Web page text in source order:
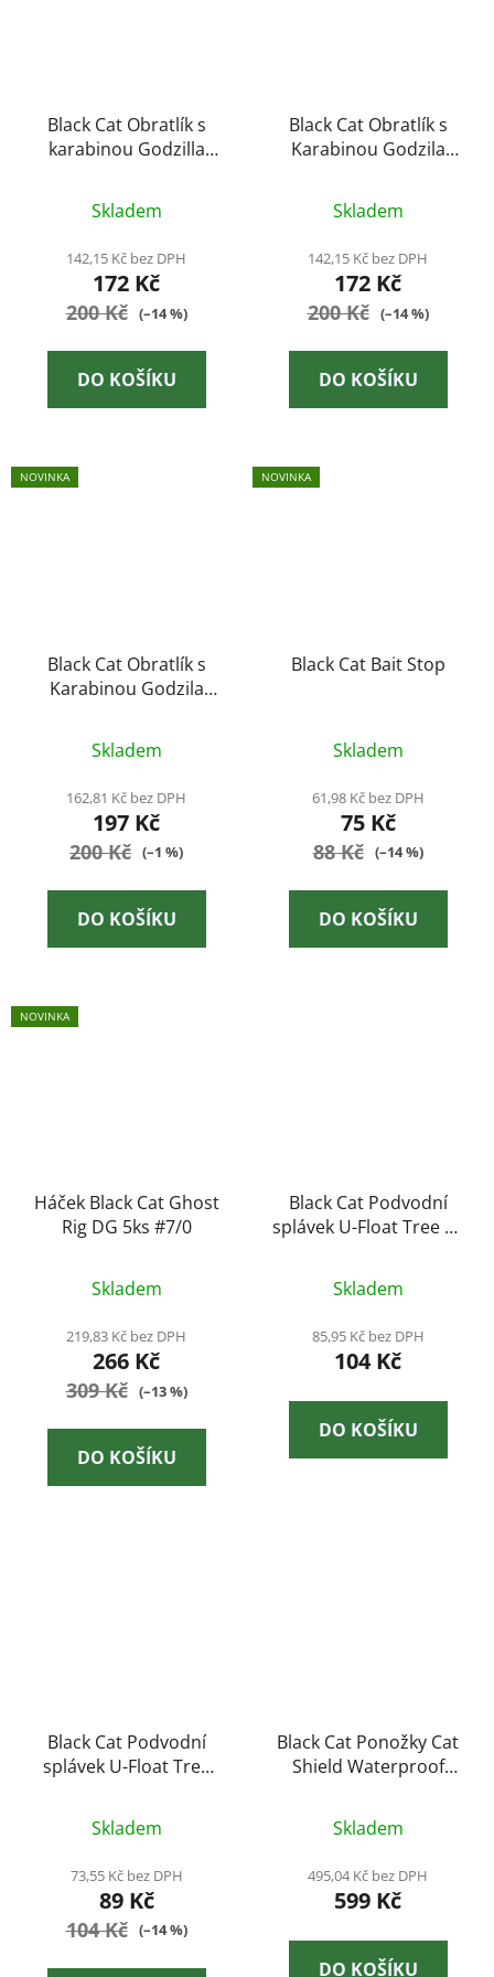
Black Cat Obratlík s
karabinou Godzilla
Skladem
142,15 Kč bez DPH
172 Kč
200 Kč (–14 %)
DO KOŠÍKU
Black Cat Obratlík s
Karabinou Godzila
Skladem
142,15 Kč bez DPH
172 Kč
200 Kč (–14 %)
DO KOŠÍKU
NOVINKA
Black Cat Obratlík s
Karabinou Godzila
Skladem
162,81 Kč bez DPH
197 Kč
200 Kč (–1 %)
DO KOŠÍKU
NOVINKA
Black Cat Bait Stop
Skladem
61,98 Kč bez DPH
75 Kč
88 Kč (–14 %)
DO KOŠÍKU
NOVINKA
Háček Black Cat Ghost
Rig DG 5ks #7/0
Skladem
219,83 Kč bez DPH
266 Kč
309 Kč (–13 %)
DO KOŠÍKU
Black Cat Podvodní
splávek U-Float Tree 5g
Skladem
85,95 Kč bez DPH
104 Kč
DO KOŠÍKU
Black Cat Podvodní
splávek U-Float Tree
Skladem
73,55 Kč bez DPH
89 Kč
104 Kč (–14 %)
Black Cat Ponožky Cat
Shield Waterproof
Skladem
495,04 Kč bez DPH
599 Kč
DO KOŠÍKU